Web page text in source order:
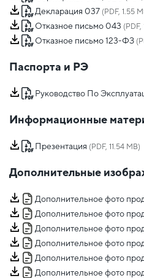
Декларация 037 (PDF, 1.55
Отказное письмо 043 (PDF,
Отказное письмо 123-ФЗ
Паспорта и РЭ
Руководство По
Информационные
Презентация (PDF, 11.54 MB)
Дополнительные
Дополнительное фото
Дополнительное фото
Дополнительное фото
Дополнительное фото
Дополнительное фото
Дополнительное фото